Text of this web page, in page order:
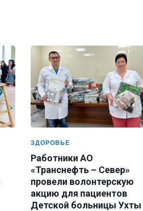
ЗДОРОВЬЕ
Работники АО
«Транснефть – Север»
провели волонтерскую
акцию для пациентов
Детской больницы Ухты